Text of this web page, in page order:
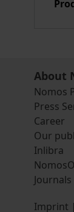
About
Nomos
Press
Career
Our
Inlibra
Journals
Imprint |